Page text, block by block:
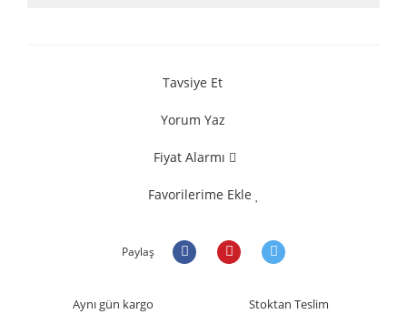
Tavsiye Et
Yorum Yaz
Fiyat Alarmı
Favorilerime Ekle
Paylaş
Aynı gün kargo Stoktan Teslim